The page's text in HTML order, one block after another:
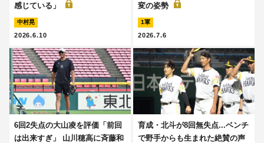
感じている」
中村晃
2026.6.10
変の姿勢
1軍
2026.7.6
6回2失点の大山凌を評価「前回
は出来すぎ」 山川穂高に斉藤和
育成・北斗が8回無失点...ベンチ
で野手からも生まれた絶賛の声